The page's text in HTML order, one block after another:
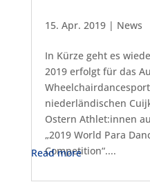
15. Apr. 2019| News
In Kürze geht es
2019 erfolgt für das
niederländischen
Ostern Athlet:innen
„2019 World Para
Competition“....
Read more